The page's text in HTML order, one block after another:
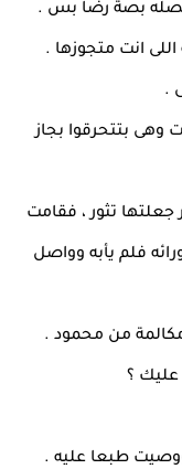
بصة رضا بس .
انت متجوزها .
.
وهى بتتحرقوا بجاز
جعلتها تثور ، فقامت
فلم يأبه وواصل
مكالمة من محمود .
عليك ؟
ووصيت طبعا عليه .